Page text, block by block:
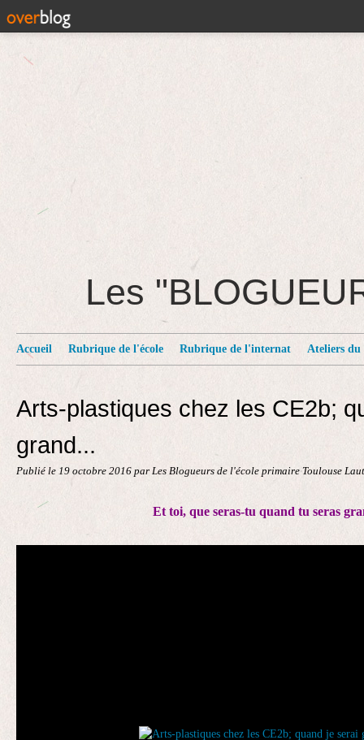
Les
Accueil Rubrique de l'école Rubrique de l'internat Ateliers du
Arts-plastiques chez les CE2b;
grand...
Publié le 19 octobre 2016 par Les Blogueurs de l'école primaire Toulouse
Et toi, que seras-tu quand tu seras